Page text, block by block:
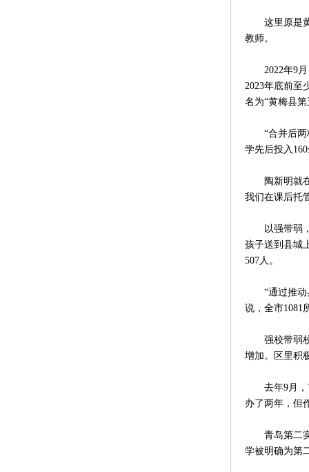
这里原是黄
教师。
2022年9月
2023年底前至
名为“黄梅县
“合并后两校
学先后投入
陶新明就在
我们在课后托
以强带弱，
孩子送到县城
507人。
“通过推动县
说，全市1081
强校带弱校
增加。区里积
去年9月，市
办了两年，但
青岛第二实
学被明确为第